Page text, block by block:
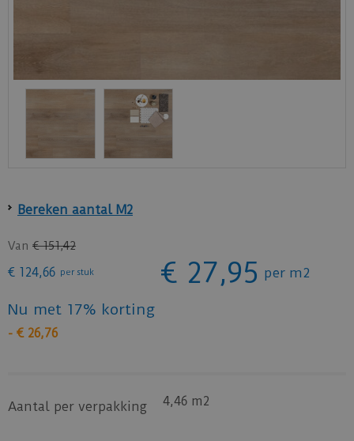
Bereken aantal M2
Van € 151,42
€ 124,66 per stuk € 27,95 per m2
Nu met 17% korting
- € 26,76
Aantal per verpakking 4,46 m2